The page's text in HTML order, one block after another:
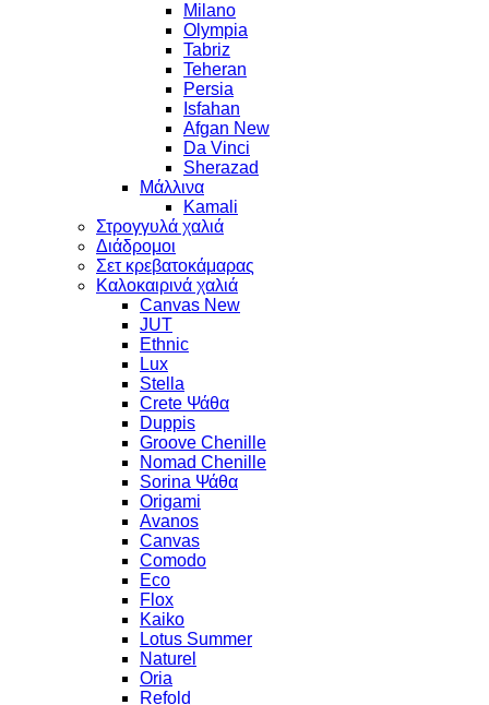
Milano
Olympia
Tabriz
Teheran
Persia
Isfahan
Afgan New
Da Vinci
Sherazad
Μάλλινα
Kamali
Στρογγυλά χαλιά
Διάδρομοι
Σετ κρεβατοκάμαρας
Καλοκαιρινά χαλιά
Canvas New
JUT
Ethnic
Lux
Stella
Crete Ψάθα
Duppis
Groove Chenille
Nomad Chenille
Sorina Ψάθα
Origami
Avanos
Canvas
Comodo
Eco
Flox
Kaiko
Lotus Summer
Naturel
Oria
Refold